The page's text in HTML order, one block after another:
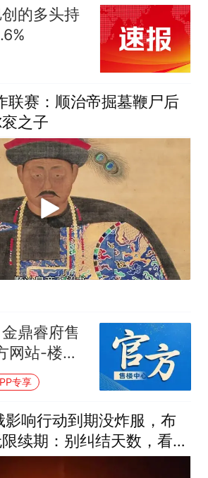
的多头持
联赛：顺治帝掘墓鞭尸后
之子
金鼎睿府售
网站-楼盘
豆包热搜
专享
响行动到期没炸服，布
续期：别纠结天数，看结